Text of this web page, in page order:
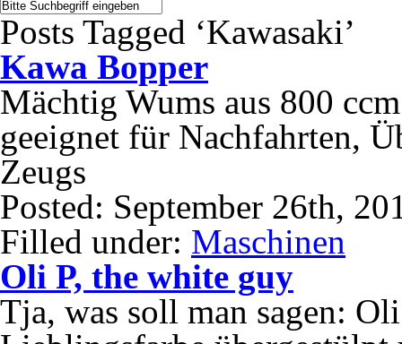
Posts Tagged ‘Kawasaki’
Kawa Bopper
Mächtig Wums aus 800
geeignet für Nachfahrten,
Zeugs
Posted: September 26th,
Filled under: Maschinen
Oli P, the white guy
Tja, was soll man sagen: